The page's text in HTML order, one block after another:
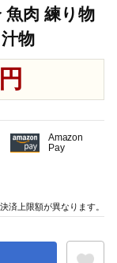
魚肉 練り物
物
Amazon
Pay
済上限額が異なります。